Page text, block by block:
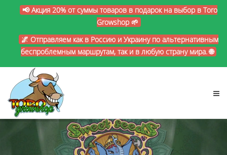
📢 Акция 20% от суммы товаров в подарок на выбор в Toro
Growshop 🌱
🌌 Отправляем как в Россию и Украину по альтернативным
беспроблемным маршрутам, так и в любую страну мира. 🌐